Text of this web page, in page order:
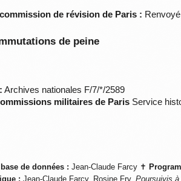
de révision de Paris :
de peine
Archives nationales F/7/*/2589
militaires de Paris Service
de données : Jean-Claude Farcy ✝
: Jean-Claude Farcy, Rosine Fry, Poursuivis à